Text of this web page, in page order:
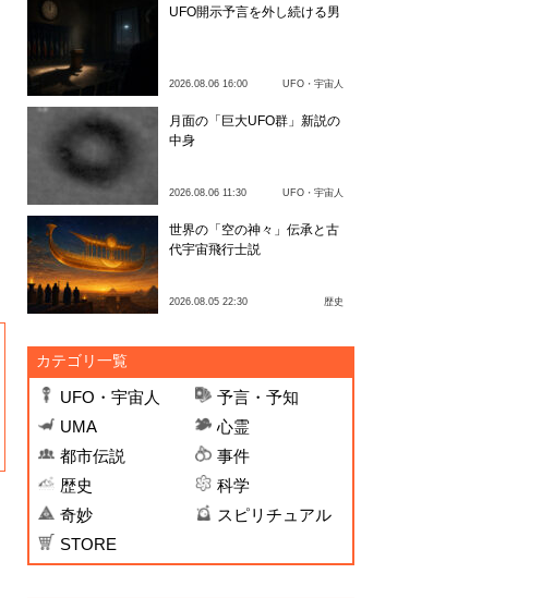
UFO開示予言を外し続ける男
2026.08.06 16:00 UFO・宇宙人
月面の「巨大UFO群」新説の
中身
2026.08.06 11:30 UFO・宇宙人
世界の「空の神々」伝承と古
代宇宙飛行士説
2026.08.05 22:30 歴史
カテゴリ一覧
UFO・宇宙人
予言・予知
UMA
心霊
都市伝説
事件
歴史
科学
奇妙
スピリチュアル
STORE